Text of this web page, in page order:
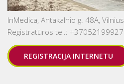
InMedica, Antakalnio g. 48A, Vilnius
Registratūros tel.: +37052199927
REGISTRACIJA INTERNETU